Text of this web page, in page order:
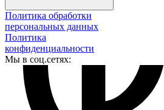
Политика обработки
персональных данных
Политика
конфиденциальности
Мы в соц.сетях: